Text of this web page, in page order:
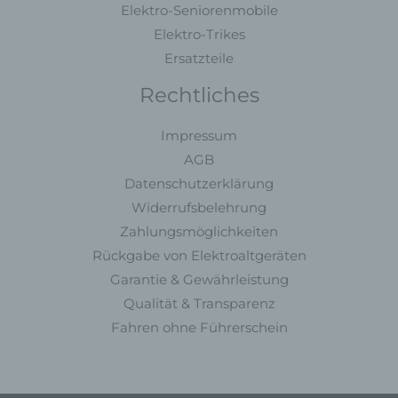
Elektro-Seniorenmobile
Elektro-Trikes
Ersatzteile
Rechtliches
Impressum
AGB
Datenschutzerklärung
Widerrufsbelehrung
Zahlungsmöglichkeiten
Rückgabe von Elektroaltgeräten
Garantie & Gewährleistung
Qualität & Transparenz
Fahren ohne Führerschein
Europäischen Union geltenden Datenschutzgesetze und
anderer Bestimmungen mit datenschutzrechtlichem
Die Internetseiten verwenden Cookies. Cookies sind
Textdateien, welche über einen Internetbrowser auf